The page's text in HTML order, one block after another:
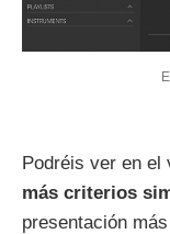
Podréis ver en el
más criterios
presentación